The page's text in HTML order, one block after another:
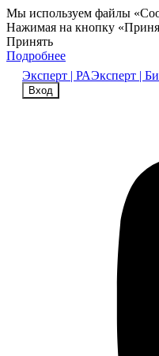
Мы используем файлы
Нажимая на кнопку
Принять
Подробнее
Эксперт | РАЭксперт |
Вход